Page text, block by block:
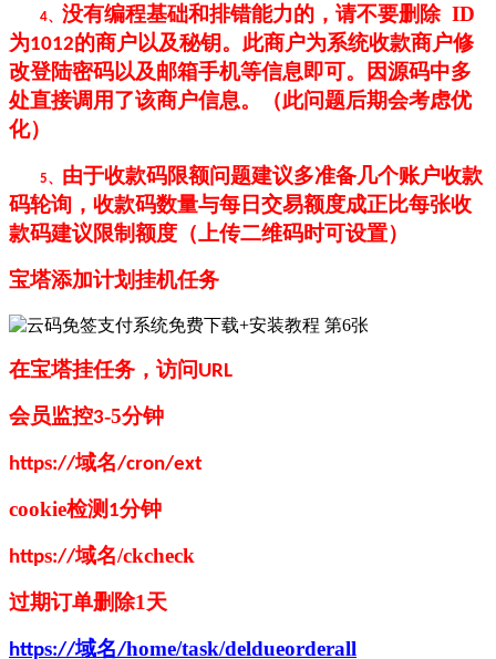
4、 没有编程基础和排错能力的，请不要删除ID
为1012的商户以及秘钥。此商户为系统收款商户修
改登陆密码以及邮箱手机等信息即可。因源码中多
处直接调用了该商户信息。（此问题后期会考虑优
化）
5、 由于收款码限额问题建议多准备几个账户收款
码轮询，收款码数量与每日交易额度成正比每张收
款码建议限制额度（上传二维码时可设置）
宝塔添加计划挂机任务
在宝塔挂任务，访问 URL
会员监控3-5分钟
https://域名/cron/ext
cookie检测 1分钟
https://域名/ckcheck
过期订单删除1天
https://域名/home/task/deldueorderall